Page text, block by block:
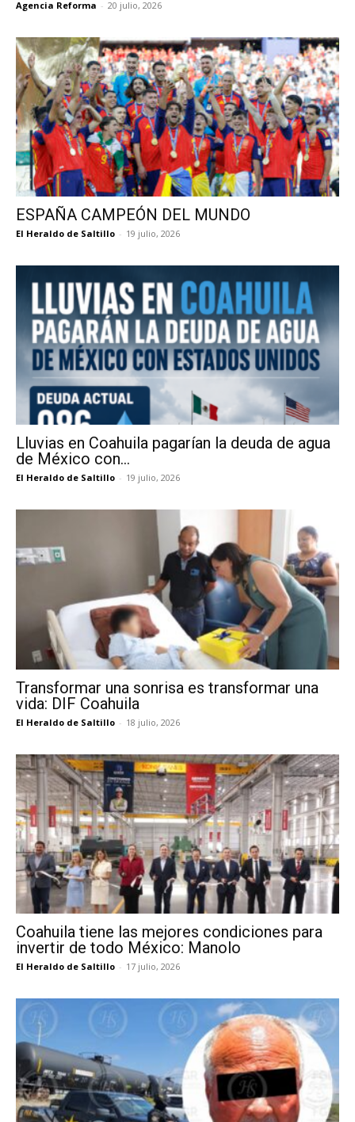
Agencia Reforma - 20 julio, 2026
ESPAÑA CAMPEÓN DEL MUNDO
El Heraldo de Saltillo - 19 julio, 2026
Lluvias en Coahuila pagarían la deuda de agua
de México con...
El Heraldo de Saltillo - 19 julio, 2026
Transformar una sonrisa es transformar una
vida: DIF Coahuila
El Heraldo de Saltillo - 18 julio, 2026
Coahuila tiene las mejores condiciones para
invertir de todo México: Manolo
El Heraldo de Saltillo - 17 julio, 2026